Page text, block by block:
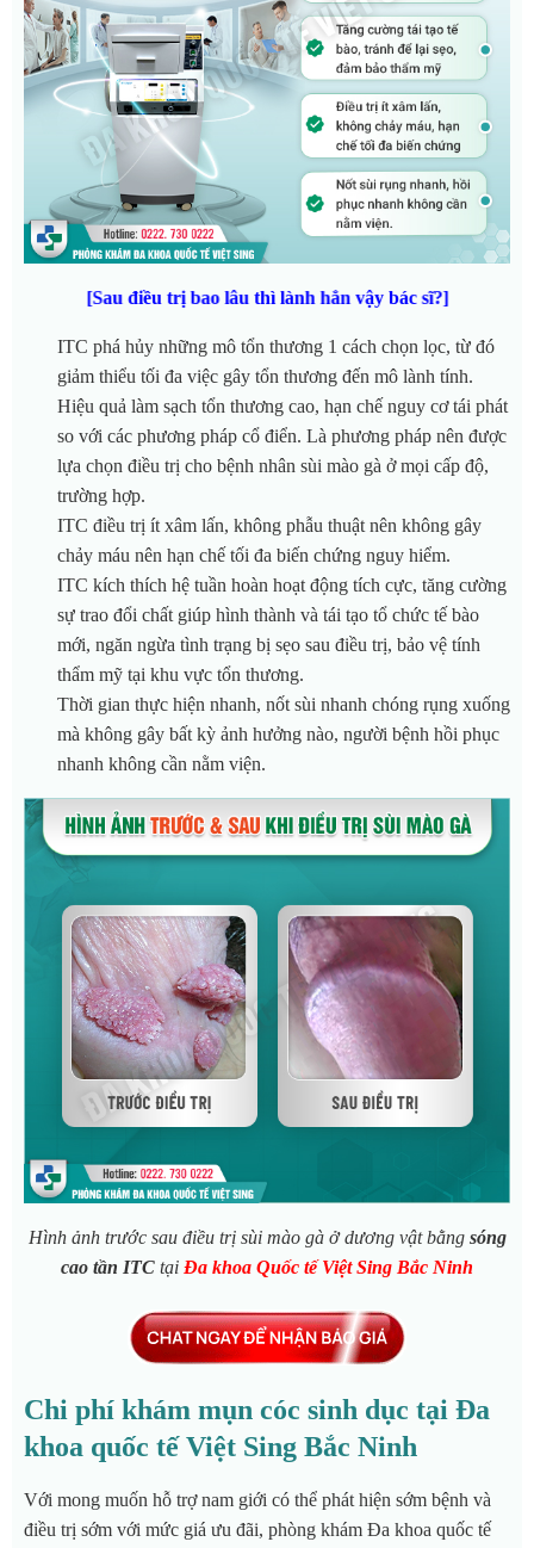
[Sau điều trị bao lâu thì lành hẳn vậy bác sĩ?]
ITC phá hủy những mô tổn thương 1 cách chọn lọc, từ đó
giảm thiểu tối đa việc gây tổn thương đến mô lành tính.
Hiệu quả làm sạch tổn thương cao, hạn chế nguy cơ tái phát
so với các phương pháp cổ điển. Là phương pháp nên được
lựa chọn điều trị cho bệnh nhân sùi mào gà ở mọi cấp độ,
trường hợp.
ITC điều trị ít xâm lấn, không phẫu thuật nên không gây
chảy máu nên hạn chế tối đa biến chứng nguy hiểm.
ITC kích thích hệ tuần hoàn hoạt động tích cực, tăng cường
sự trao đổi chất giúp hình thành và tái tạo tổ chức tế bào
mới, ngăn ngừa tình trạng bị sẹo sau điều trị, bảo vệ tính
thẩm mỹ tại khu vực tổn thương.
Thời gian thực hiện nhanh, nốt sùi nhanh chóng rụng xuống
mà không gây bất kỳ ảnh hưởng nào, người bệnh hồi phục
nhanh không cần nằm viện.
Hình ảnh trước sau điều trị sùi mào gà ở dương vật bằng sóng
cao tần ITC tại Đa khoa Quốc tế Việt Sing Bắc Ninh
Chi phí khám mụn cóc sinh dục tại Đa
khoa quốc tế Việt Sing Bắc Ninh
Với mong muốn hỗ trợ nam giới có thể phát hiện sớm bệnh và
điều trị sớm với mức giá ưu đãi, phòng khám Đa khoa quốc tế